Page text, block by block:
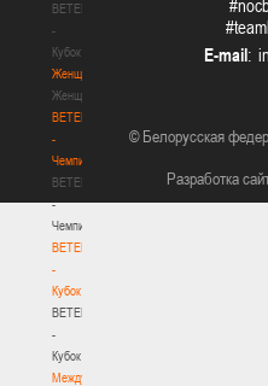
BETERA
-
Кубок
Женщины
Женщины
BETERA
-
Чемпионат
BETERA
-
Чемпионат
BETERA
-
Кубок
BETERA
-
Кубок
Международный
E-mail:
© Белорусская
Разработка